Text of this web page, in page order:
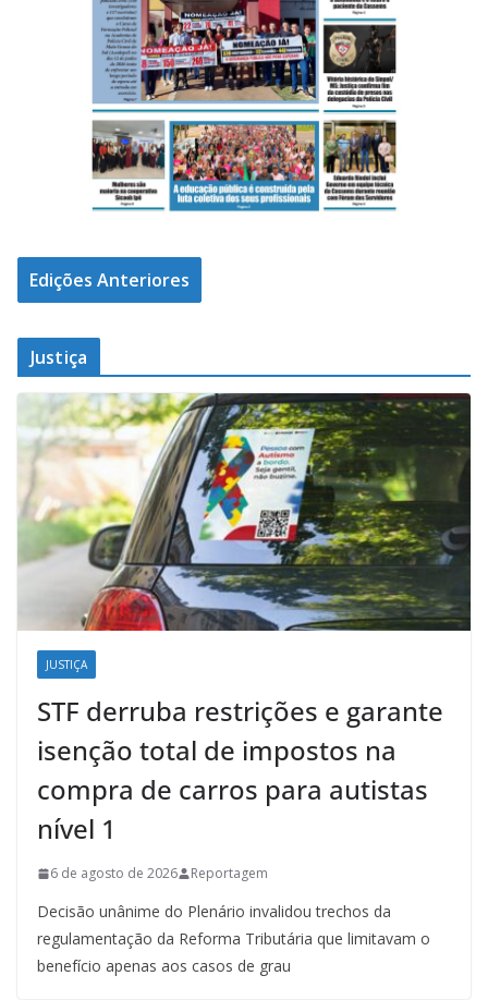
Edições Anteriores
Justiça
JUSTIÇA
STF derruba restrições e garante
isenção total de impostos na
compra de carros para autistas
nível 1
6 de agosto de 2026 Reportagem
Decisão unânime do Plenário invalidou trechos da
regulamentação da Reforma Tributária que limitavam o
benefício apenas aos casos de grau